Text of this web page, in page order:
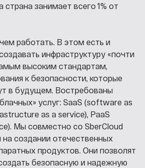
занимает всего 1% от
работать. В этом есть и
инфраструктуру «почти
высоким стандартам,
к безопасности, которые
в будущем. Востребованы
услуг: SaaS (software as
as a service), PaaS
Мы совместно со SberCloud
создании отечественных
продуктов. Они позволят
безопасную и надежную